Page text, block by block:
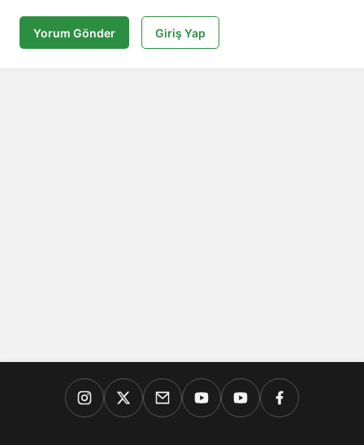
Yorum Gönder Giriş Yap